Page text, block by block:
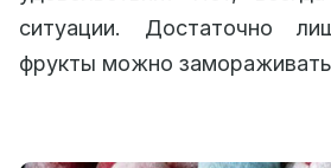
ситуации. Достаточно
фрукты можно